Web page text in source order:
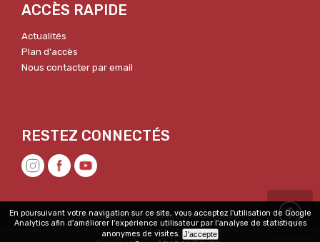
ACCÈS RAPIDE
Actualités
Plan d'accès
Nous contacter par email
© Copyright 2025 Music Audio Shop
En poursuivant votre navigation sur ce site, vous acceptez l'utilisation de Google
Analytics afin d'améliorer l'expérience utilisateur par l'analyse de statistiques
anonymes de visites.